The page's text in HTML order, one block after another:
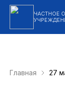
ЧАСТНОЕ
Главная 27